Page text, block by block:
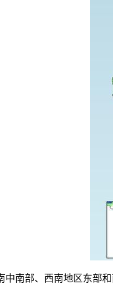
部、西南地区东部和